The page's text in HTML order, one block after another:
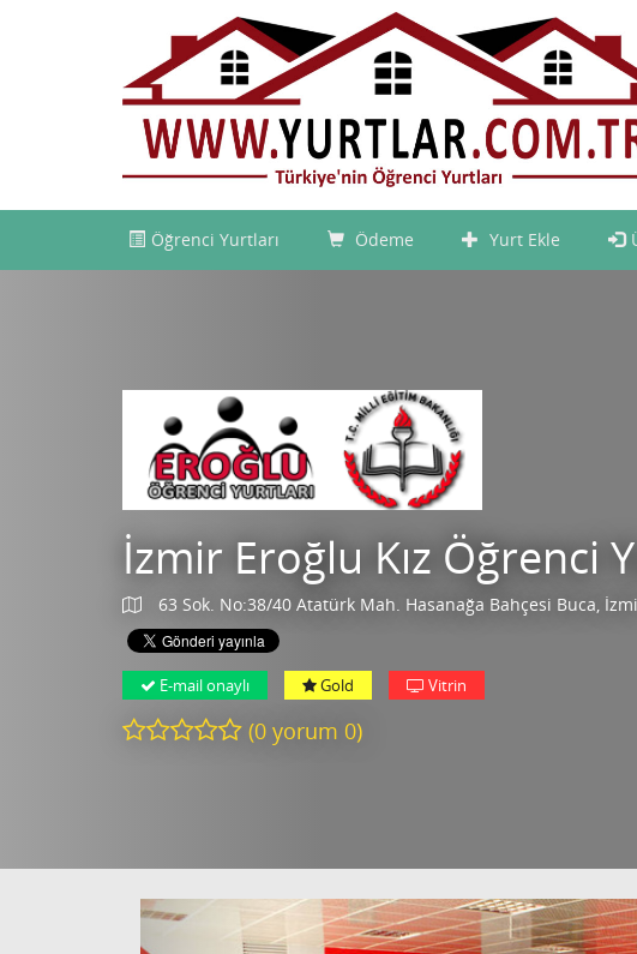
Öğrenci Yurtları Ödeme Yurt Ekle
İzmir Eroğlu Kız Öğrenci
63 Sok. No:38/40 Atatürk Mah. Hasanağa Bahçesi Buca,
E-mail onaylı Gold Vitrin
(0 yorum 0)